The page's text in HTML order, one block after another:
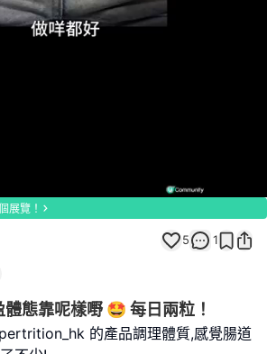
84.62%
展覽！
5 1
體態靠呢樣嘢 🤩 每日兩粒！
的產品調理體質,感覺腸道